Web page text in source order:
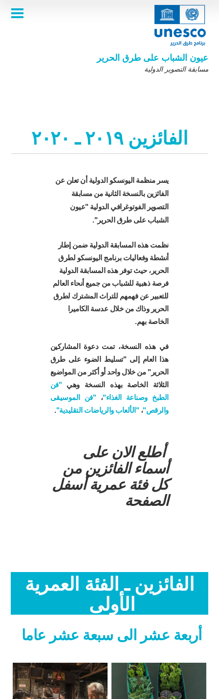
Skip
content
عيون الشباب على طرق الحرير
مسابقة التصوير الدولية
Main
navigation المسابقة 2025
من نحن ؟ بعض المعلومات عنا
الاصدارات السابقة لمسابقة التصوير الدولية
معرض الصور
русский
中文 فارسی
Español
مدعوم من
User
account
Log in
الفائزين٢٠١٩ ـ ٢٠٢٠
يسر منظمة اليونسكو الدولية أن تعلن عن
الفائزين بالنسخة الثانية من مسابقة
التصوير الفوتوغرافي الدولية "عيون
الشباب على طرق الحرير".
نظمت هذه المسابقة الدولية ضمن إطار
أنشطة وفعاليات برنامج اليونسكو لطرق
الحرير، حيث توفر هذه المسابقة الدولية
فرصة ذهبية للشباب من جميع أنحاء العالم
للتعبير عن فهمهم للتراث المشترك لطرق
الحرير وذاك من خلال عدسة الكاميرا
الخاصة بهم.
في هذه النسخة، تمت دعوة المشاركين
هذا العام إلى "تسليط الضوء على طرق
الحرير" من خلال واحد أو أكثر من المواضيع
الثلاثة الخاصة بهذه النسخة وهي"فن
الطبخ وصناعة الغذاء"،"فن الموسيقى
والرقص"،"الألعاب والرياضات التقليدية".
أطلع الان على
أسماء الفائزين من
كل فئة عمرية أسفل
الصفحة
الفائزين ـ الفئة العمرية
الأولى
أربعة عشر الى سبعة عشر عاما